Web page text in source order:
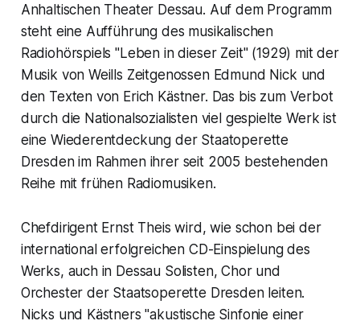
Anhaltischen Theater Dessau. Auf dem Programm
steht eine Aufführung des musikalischen
Radiohörspiels "Leben in dieser Zeit" (1929) mit der
Musik von Weills Zeitgenossen Edmund Nick und
den Texten von Erich Kästner. Das bis zum Verbot
durch die Nationalsozialisten viel gespielte Werk ist
eine Wiederentdeckung der Staatoperette
Dresden im Rahmen ihrer seit 2005 bestehenden
Reihe mit frühen Radiomusiken.
Chefdirigent Ernst Theis wird, wie schon bei der
international erfolgreichen CD-Einspielung des
Werks, auch in Dessau Solisten, Chor und
Orchester der Staatsoperette Dresden leiten.
Nicks und Kästners "akustische Sinfonie einer